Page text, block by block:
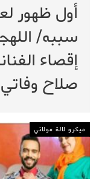
أول ظهور
سببه/
إقصاء
صلاح وفاتي
ميكرو لالة مولاتي